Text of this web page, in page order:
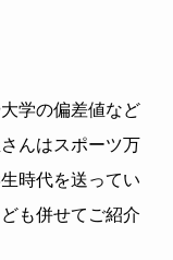
学の偏差値など
んはスポーツ万
時代を送ってい
も併せてご紹介